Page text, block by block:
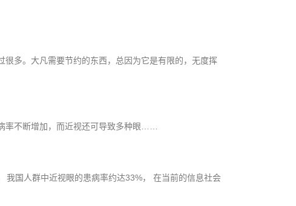
多。大凡需要节约的东西，总因为它是有限的，无度挥
率不断增加，而近视还可导致多种眼……
国人群中近视眼的患病率约达33%， 在当前的信息社会